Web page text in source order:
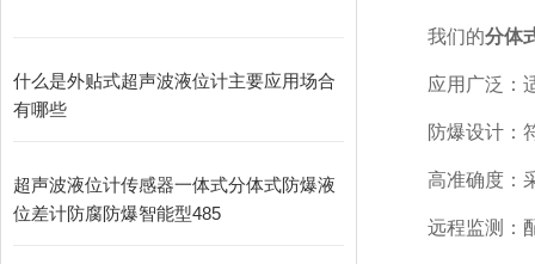
什么是外贴式超声波液位计主要应用场合
有哪些
超声波液位计传感器一体式分体式防爆液
位差计防腐防爆智能型485
我们的分体
应用广泛：
防爆设计：
高准确度：
远程监测：